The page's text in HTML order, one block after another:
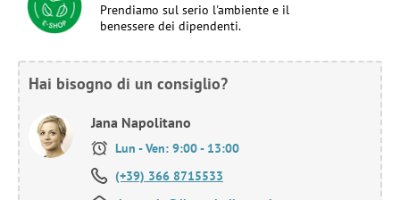
Prendiamo sul serio l'ambiente e il
benessere dei dipendenti.
Hai bisogno di un consiglio?
Jana Napolitano
Lun - Ven: 9:00 - 13:00
(+39) 366 8715533